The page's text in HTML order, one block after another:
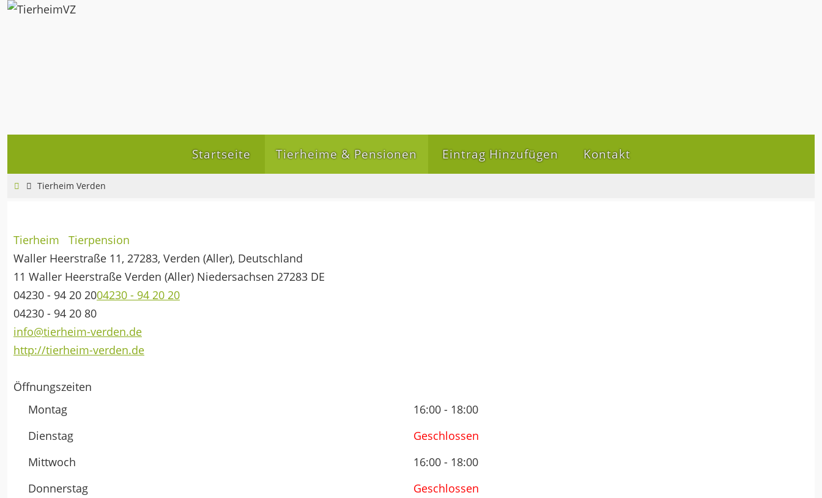
Zum
Startseite Tierheime & Pensionen Eintrag Hinzufügen Kontakt
HomeTierheim Verden
Tierheim
Tierpension
Waller Heerstraße 11, 27283, Verden (Aller), Deutschland
11 Waller Heerstraße Verden (Aller) Niedersachsen 27283 DE
04230 - 94 20 2004230 - 94 20 20
04230 - 94 20 80
info@tierheim-verden.de
http://tierheim-verden.de
Öffnungszeiten
Montag
16:00 - 18:00
Dienstag
Geschlossen
Mittwoch
16:00 - 18:00
Donnerstag
Geschlossen